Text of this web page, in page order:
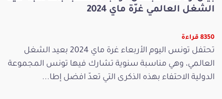
الشغل العالمي غرّة ماي 2024
8350 قراءة
تحتفل تونس اليوم الأربعاء غرة ماي 2024 بعيد الشغل
العالمي، وهي مناسبة سنوية تشارك فيها تونس المجموعة
الدولية الاحتفاء بهذه الذكرى التي تعدّ افضل إطا...